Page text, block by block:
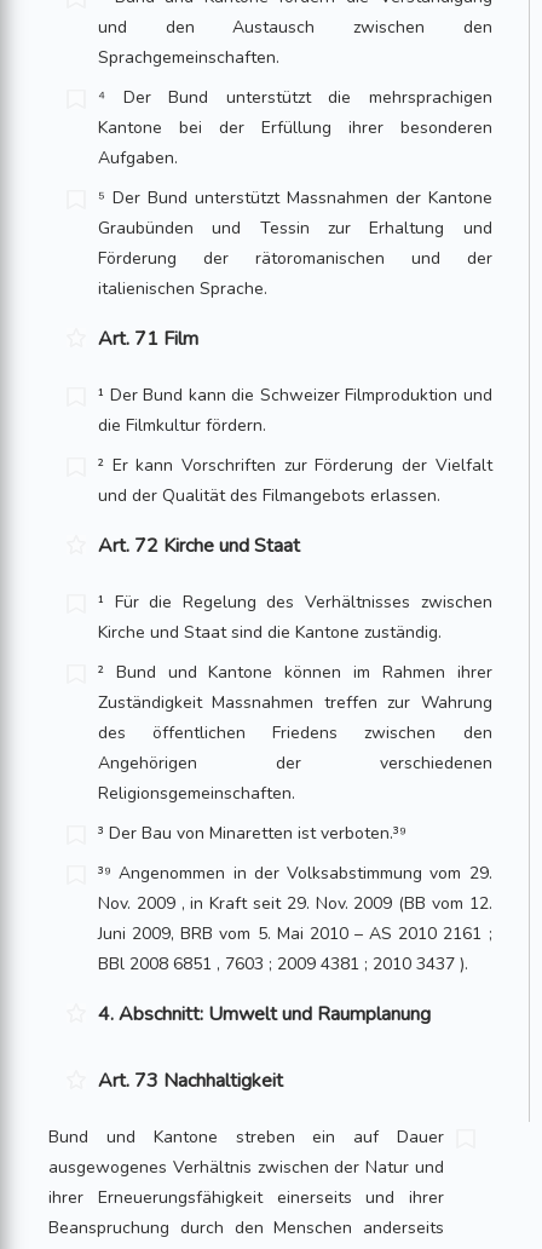
und den Austausch zwischen den
Sprachgemeinschaften.
⁴ Der Bund unterstützt die mehrsprachigen
Kantone bei der Erfüllung ihrer besonderen
Aufgaben.
⁵ Der Bund unterstützt Massnahmen der Kantone
Graubünden und Tessin zur Erhaltung und
Förderung der rätoromanischen und der
italienischen Sprache.
Art. 71 Film
¹ Der Bund kann die Schweizer Filmproduktion und
die Filmkultur fördern.
² Er kann Vorschriften zur Förderung der Vielfalt
und der Qualität des Filmangebots erlassen.
Art. 72 Kirche und Staat
¹ Für die Regelung des Verhältnisses zwischen
Kirche und Staat sind die Kantone zuständig.
² Bund und Kantone können im Rahmen ihrer
Zuständigkeit Massnahmen treffen zur Wahrung
des öffentlichen Friedens zwischen den
Angehörigen der verschiedenen
Religionsgemeinschaften.
³ Der Bau von Minaretten ist verboten.³⁹
³⁹ Angenommen in der Volksabstimmung vom 29.
Nov. 2009 , in Kraft seit 29. Nov. 2009 (BB vom 12.
Juni 2009, BRB vom 5. Mai 2010 – AS 2010 2161 ;
BBl 2008 6851 , 7603 ; 2009 4381 ; 2010 3437 ).
4. Abschnitt: Umwelt und Raumplanung
Art. 73 Nachhaltigkeit
Bund und Kantone streben ein auf Dauer
ausgewogenes Verhältnis zwischen der Natur und
ihrer Erneuerungsfähigkeit einerseits und ihrer
Beanspruchung durch den Menschen anderseits